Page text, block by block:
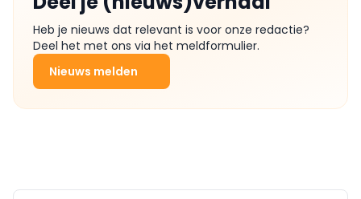
Heb je nieuws dat relevant is voor onze redactie?
Deel het met ons via het meldformulier.
Nieuws melden